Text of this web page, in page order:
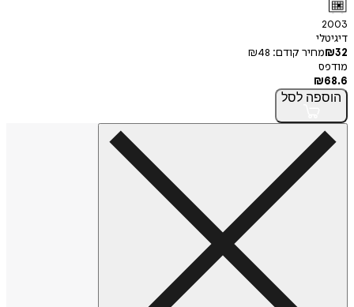
2003
דיגיטלי
₪32 מחיר קודם: ₪48
מודפס
₪68.6
הוספה לסל